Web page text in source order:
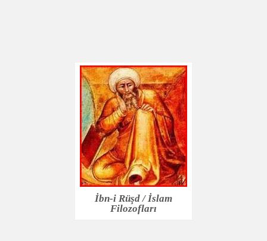
İbn-i Rüşd / İslam
Filozofları